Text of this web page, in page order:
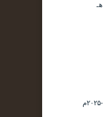
الخميس ۲۲ جمادى الأولى ۱٤٤۷هـ